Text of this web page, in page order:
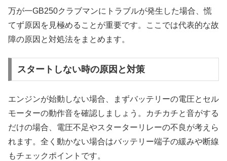
万が一GB250クラブマンにトラブルが発生した場合、慌
てず原因を見極めることが重要です。ここでは代表的な故
障の原因と対処法をまとめます。
スタートしない時の原因と対策
エンジンが始動しない場合、まずバッテリーの電圧とセル
モーターの動作音を確認しましょう。カチカチと音がする
だけの場合、電圧不足やスターターリレーの不良が考えら
れます。全く動かない場合はバッテリー端子の緩みや断線
もチェックポイントです。